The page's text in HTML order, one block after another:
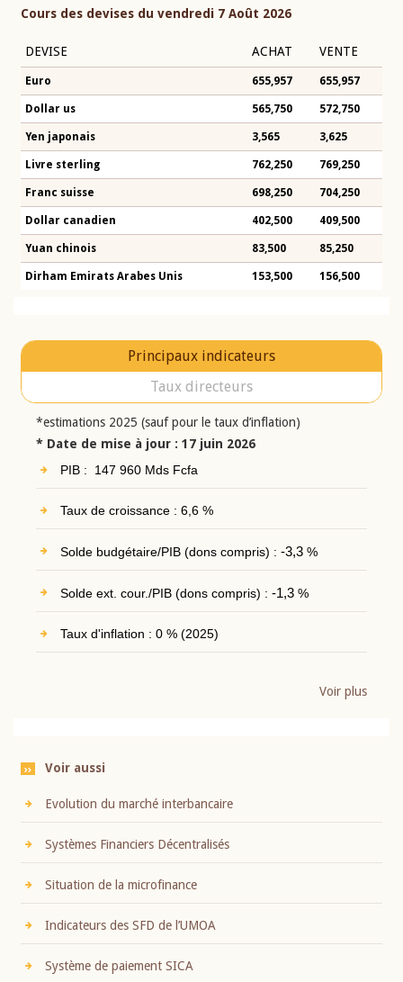
Cours des devises du vendredi 7 Août 2026
DEVISE ACHAT VENTE
Euro 655,957 655,957
Dollar us 565,750 572,750
Yen japonais 3,565 3,625
Livre sterling 762,250 769,250
Franc suisse 698,250 704,250
Dollar canadien 402,500 409,500
Yuan chinois 83,500 85,250
Dirham Emirats Arabes Unis 153,500 156,500
Principaux indicateurs
Taux directeurs
*estimations 2025 (sauf pour le taux d’inflation)
* Date de mise à jour : 17 juin 2026
PIB : 147 960 Mds Fcfa
Taux de croissance : 6,6 %
Solde budgétaire/PIB (dons compris) : -3,3%
Solde ext. cour./PIB (dons compris) : -1,3%
Taux d'inflation : 0 % (2025)
Voir plus
Voir aussi
Evolution du marché interbancaire
Systèmes Financiers Décentralisés
Situation de la microfinance
Indicateurs des SFD de l’UMOA
Système de paiement SICA